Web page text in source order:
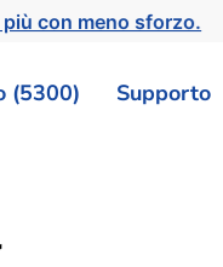
più con meno sforzo.
(5300) Supporto